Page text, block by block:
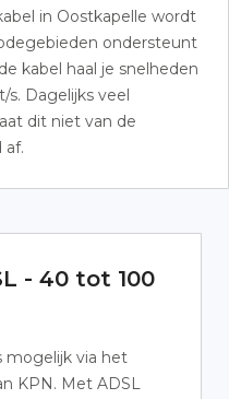
in Oostkapelle wordt
ondersteunt
kabel haal je snelheden
Dagelijks veel
dit niet van de
af.
- 40 tot 100
mogelijk via het
KPN. Met ADSL